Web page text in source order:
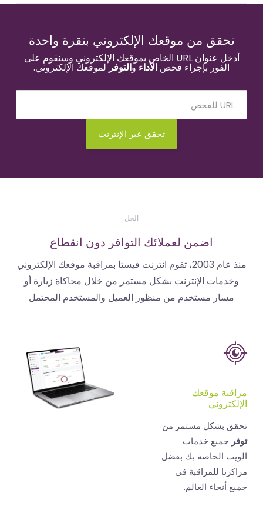
من موقعك الإلكتروني بنقرة واحدة
أدخل عنوان URL الخاص بموقعك الإلكتروني وسنقوم على
الفور بإجراء فحصالأداءو التوفرلموقعك الإلكتروني.
تحقق عبر الإنترنت
اضمن لعملائك التوافر دون انقطاع
منذ عام 2003، تقوم انترنت فيستا بمراقبة موقعك الإلكتروني
الإنترنت بشكل مستمر من خلال محاكاة زيارة أو
مستخدم من منظور العميل والمستخدم المحتمل
موقعك
بشكل مستمر من
جميع خدمات
الخاصة بك بفضل
للمراقبة في
أنحاء العالم.